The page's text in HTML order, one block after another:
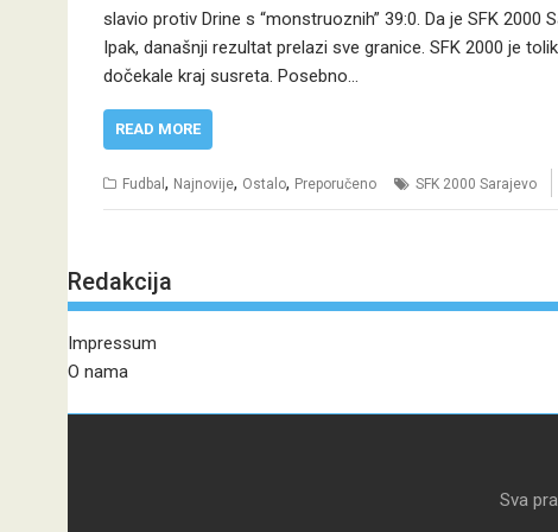
slavio protiv Drine s “monstruoznih” 39:0. Da je SFK
Ipak, današnji rezultat prelazi sve granice. SFK 2000 je
dočekale kraj susreta. Posebno…
READ MORE
Fudbal , Najnovije, Ostalo, Preporučeno SFK 2000 Sarajevo
Redakcija
Impressum
O nama
Sva